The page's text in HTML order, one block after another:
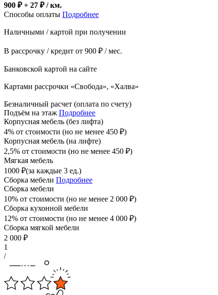
900 ₽ + 27 ₽/ км.
Способы оплаты Подробнее
Наличными / картой при получении
В рассрочку / кредит от 900 ₽ / мес.
Банковской картой на сайте
Картами рассрочки «Свобода», «Халва»
Безналичный расчет (оплата по счету)
Подъём на этаж Подробнее
Корпусная мебель (без лифта)
4% от стоимости (но не менее 450 ₽)
Корпусная мебель (на лифте)
2,5% от стоимости (но не менее 450 ₽)
Мягкая мебель
1000 ₽(за каждые 3 ед.)
Сборка мебели Подробнее
Сборка мебели
10% от стоимости (но не менее 2 000 ₽)
Сборка кухонной мебели
12% от стоимости (но не менее 4 000 ₽)
Сборка мягкой мебели
2 000 ₽
1
/